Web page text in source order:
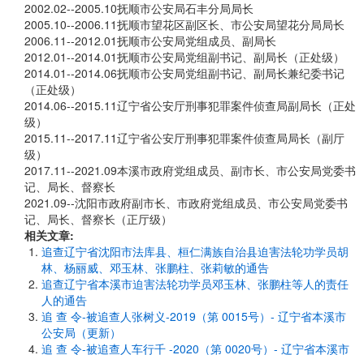
2002.02--2005.10抚顺市公安局石丰分局局长
2005.10--2006.11抚顺市望花区副区长、市公安局望花分局局长
2006.11--2012.01抚顺市公安局党组成员、副局长
2012.01--2014.01抚顺市公安局党组副书记、副局长（正处级）
2014.01--2014.06抚顺市公安局党组副书记、副局长兼纪委书记
（正处级）
2014.06--2015.11辽宁省公安厅刑事犯罪案件侦查局副局长（正处
级）
2015.11--2017.11辽宁省公安厅刑事犯罪案件侦查局局长（副厅
级）
2017.11--2021.09本溪市政府党组成员、副市长、市公安局党委书
记、局长、督察长
2021.09--沈阳市政府副市长、市政府党组成员、市公安局党委书
记、局长、督察长（正厅级）
相关文章:
追查辽宁省沈阳市法库县、桓仁满族自治县迫害法轮功学员胡
林、杨丽威、邓玉林、张鹏柱、张莉敏的通告
追查辽宁省本溪市迫害法轮功学员邓玉林、张鹏柱等人的责任
人的通告
追 查 令-被追查人张树义-2019（第 0015号）- 辽宁省本溪市
公安局（更新）
追 查 令-被追查人车行千 -2020（第 0020号）- 辽宁省本溪市